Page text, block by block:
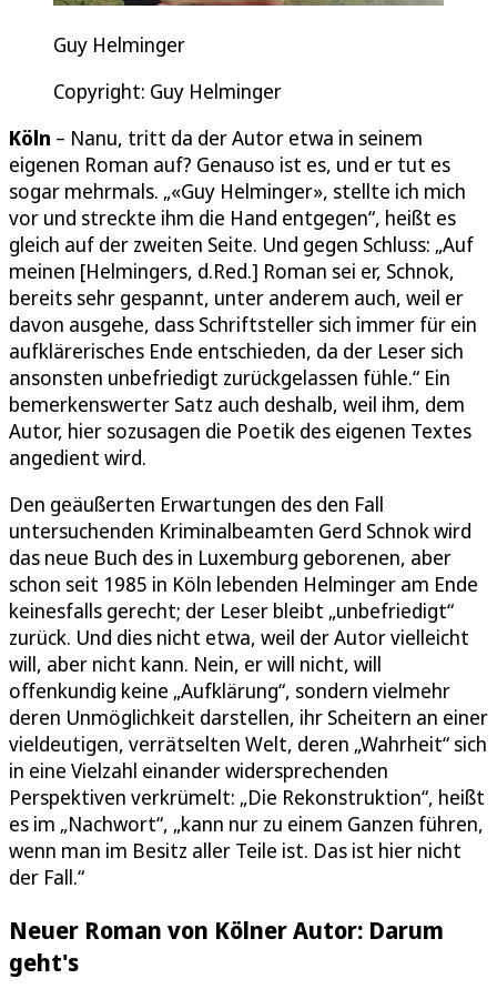
Guy Helminger
Copyright: Guy Helminger
Köln – Nanu, tritt da der Autor etwa in seinem
eigenen Roman auf? Genauso ist es, und er tut es
sogar mehrmals. „«Guy Helminger», stellte ich mich
vor und streckte ihm die Hand entgegen“, heißt es
gleich auf der zweiten Seite. Und gegen Schluss: „Auf
meinen [Helmingers, d.Red.] Roman sei er, Schnok,
bereits sehr gespannt, unter anderem auch, weil er
davon ausgehe, dass Schriftsteller sich immer für ein
aufklärerisches Ende entschieden, da der Leser sich
ansonsten unbefriedigt zurückgelassen fühle.“ Ein
bemerkenswerter Satz auch deshalb, weil ihm, dem
Autor, hier sozusagen die Poetik des eigenen Textes
angedient wird.
Den geäußerten Erwartungen des den Fall
untersuchenden Kriminalbeamten Gerd Schnok wird
das neue Buch des in Luxemburg geborenen, aber
schon seit 1985 in Köln lebenden Helminger am Ende
keinesfalls gerecht; der Leser bleibt „unbefriedigt“
zurück. Und dies nicht etwa, weil der Autor vielleicht
will, aber nicht kann. Nein, er will nicht, will
offenkundig keine „Aufklärung“, sondern vielmehr
deren Unmöglichkeit darstellen, ihr Scheitern an einer
vieldeutigen, verrätselten Welt, deren „Wahrheit“ sich
in eine Vielzahl einander widersprechenden
Perspektiven verkrümelt: „Die Rekonstruktion“, heißt
es im „Nachwort“, „kann nur zu einem Ganzen führen,
wenn man im Besitz aller Teile ist. Das ist hier nicht
der Fall.“
Neuer Roman von Kölner Autor: Darum
geht's